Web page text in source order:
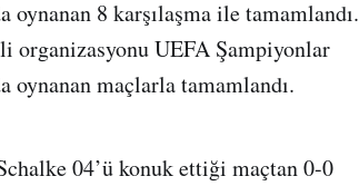
8 karşılaşma ile tamamlandı.
organizasyonu UEFA Şampiyonlar
oynanan maçlarla tamamlandı.
04’ü konuk ettiği maçtan 0-0